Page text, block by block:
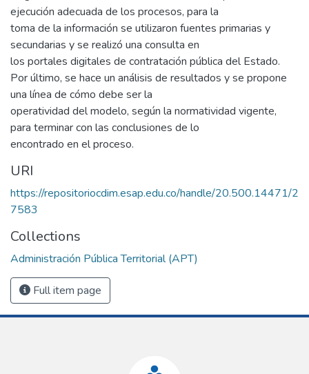
ejecución adecuada de los procesos, para la
toma de la información se utilizaron fuentes primarias y
secundarias y se realizó una consulta en
los portales digitales de contratación pública del Estado.
Por último, se hace un análisis de resultados y se propone
una línea de cómo debe ser la
operatividad del modelo, según la normatividad vigente,
para terminar con las conclusiones de lo
encontrado en el proceso.
URI
https://repositoriocdim.esap.edu.co/handle/20.500.14471/2
7583
Collections
Administración Pública Territorial (APT)
Full item page